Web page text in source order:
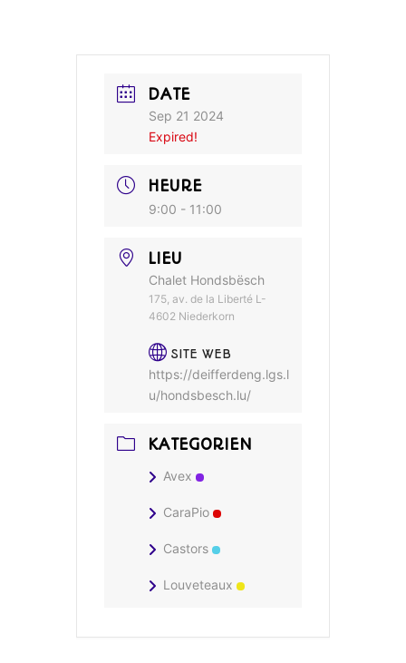
DATE
Sep 21 2024
Expired!
HEURE
9:00 - 11:00
LIEU
Chalet Hondsbësch
175, av. de la Liberté L-
4602 Niederkorn
SITE WEB
https://deifferdeng.lgs.l
u/hondsbesch.lu/
KATEGORIEN
Avex
CaraPio
Castors
Louveteaux